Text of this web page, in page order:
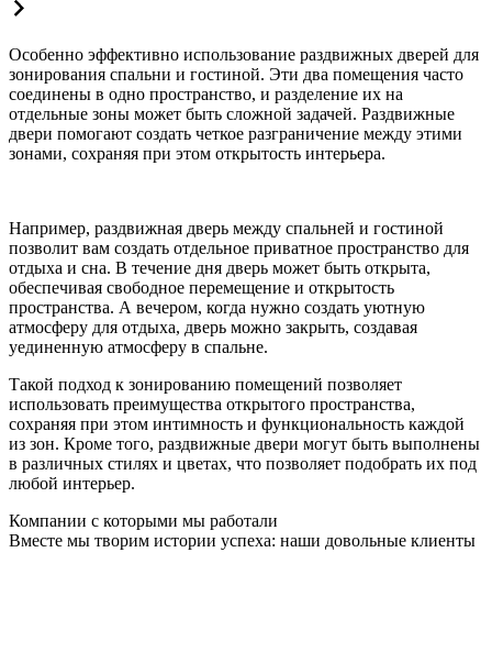
Особенно эффективно использование раздвижных дверей для
зонирования спальни и гостиной. Эти два помещения часто
соединены в одно пространство, и разделение их на
отдельные зоны может быть сложной задачей. Раздвижные
двери помогают создать четкое разграничение между этими
зонами, сохраняя при этом открытость интерьера.
Например, раздвижная дверь между спальней и гостиной
позволит вам создать отдельное приватное пространство для
отдыха и сна. В течение дня дверь может быть открыта,
обеспечивая свободное перемещение и открытость
пространства. А вечером, когда нужно создать уютную
атмосферу для отдыха, дверь можно закрыть, создавая
уединенную атмосферу в спальне.
Такой подход к зонированию помещений позволяет
использовать преимущества открытого пространства,
сохраняя при этом интимность и функциональность каждой
из зон. Кроме того, раздвижные двери могут быть выполнены
в различных стилях и цветах, что позволяет подобрать их под
любой интерьер.
Компании с которыми мы работали
Вместе мы творим истории успеха: наши довольные клиенты